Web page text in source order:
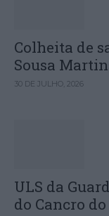
Colheita de
Sousa
30 DE JULHO, 2026
ULS da
do Cancro